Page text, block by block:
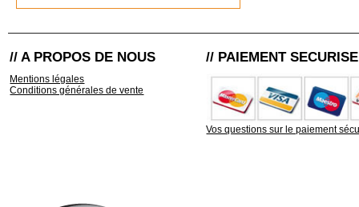
// A PROPOS DE NOUS
Mentions légales
Conditions générales de vente
// PAIEMENT SECURISE
Vos questions sur le paiement